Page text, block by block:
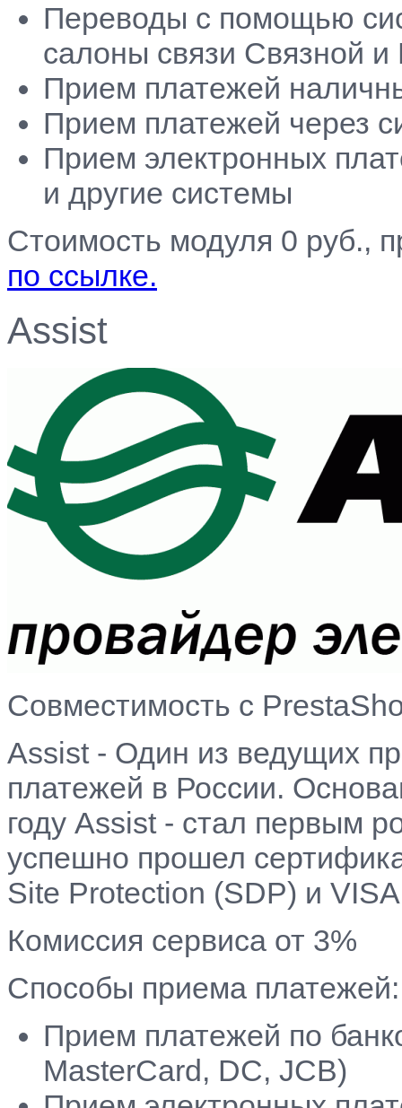
Переводы с помощью
салоны связи Связной и
Прием платежей
Прием платежей через
Прием электронных
и другие системы
Стоимость модуля 0 руб.,
по ссылке.
Assist
Совместимость с
Assist - Один из ведущих
платежей в России.
году Assist - стал первым
успешно прошел
Site Protection (SDP) и
Комиссия сервиса от 3%
Способы приема платежей:
Прием платежей по
MasterCard, DC, JCB)